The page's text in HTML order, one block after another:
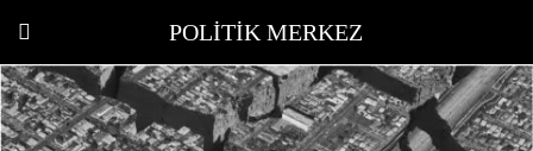
POLITIK MERKEZ